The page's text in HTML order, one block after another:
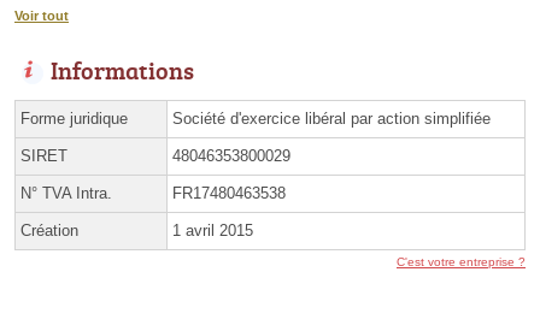
Voir tout
Informations
Forme juridique Société d'exercice libéral par action simplifiée
SIRET 48046353800029
N° TVA Intra. FR17480463538
Création 1 avril 2015
C'est votre entreprise ?